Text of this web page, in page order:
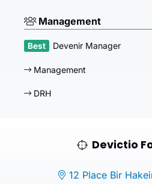
Management
Devenir Manager
Management
DRH
Devictio
12 Place Bir